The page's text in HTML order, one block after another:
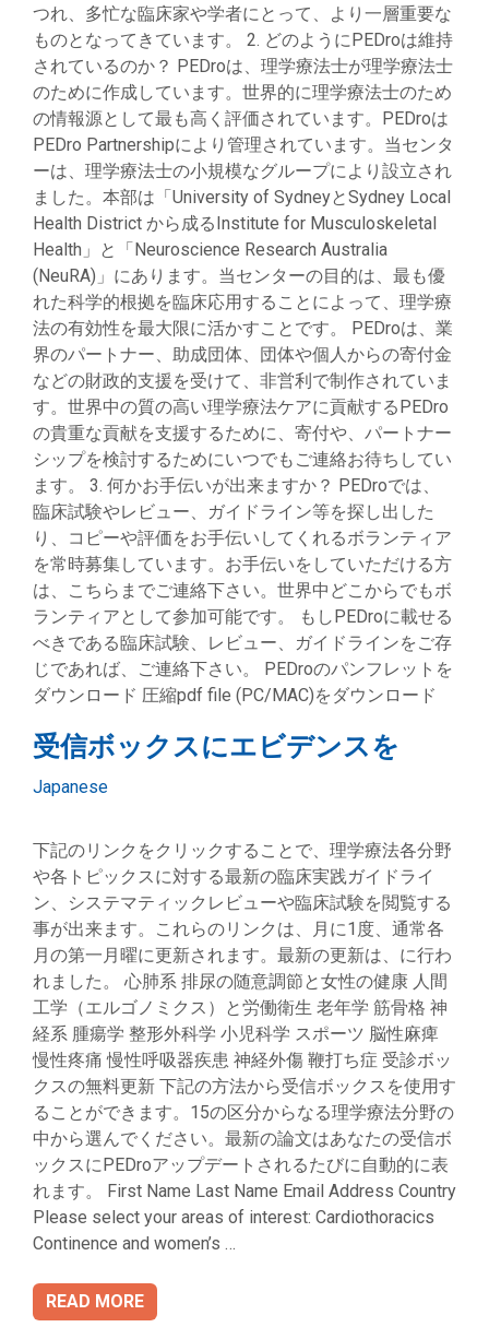
つれ、多忙な臨床家や学者にとって、より一層重要な
ものとなってきています。 2. どのようにPEDroは維持
されているのか？ PEDroは、理学療法士が理学療法士
のために作成しています。世界的に理学療法士のため
の情報源として最も高く評価されています。PEDroは
PEDro Partnershipにより管理されています。当センタ
ーは、理学療法士の小規模なグループにより設立され
ました。本部は「University of SydneyとSydney Local
Health District から成るInstitute for Musculoskeletal
Health」と「Neuroscience Research Australia
(NeuRA)」にあります。当センターの目的は、最も優
れた科学的根拠を臨床応用することによって、理学療
法の有効性を最大限に活かすことです。 PEDroは、業
界のパートナー、助成団体、団体や個人からの寄付金
などの財政的支援を受けて、非営利で制作されていま
す。世界中の質の高い理学療法ケアに貢献するPEDro
の貴重な貢献を支援するために、寄付や、パートナー
シップを検討するためにいつでもご連絡お待ちしてい
ます。 3. 何かお手伝いが出来ますか？ PEDroでは、
臨床試験やレビュー、ガイドライン等を探し出した
り、コピーや評価をお手伝いしてくれるボランティア
を常時募集しています。お手伝いをしていただける方
は、こちらまでご連絡下さい。世界中どこからでもボ
ランティアとして参加可能です。 もしPEDroに載せる
べきである臨床試験、レビュー、ガイドラインをご存
じであれば、ご連絡下さい。 PEDroのパンフレットを
ダウンロード 圧縮pdf file (PC/MAC)をダウンロード
受信ボックスにエビデンスを
Categories
Japanese
下記のリンクをクリックすることで、理学療法各分野
や各トピックスに対する最新の臨床実践ガイドライ
ン、システマティックレビューや臨床試験を閲覧する
事が出来ます。これらのリンクは、月に1度、通常各
月の第一月曜に更新されます。最新の更新は、に行わ
れました。 心肺系 排尿の随意調節と女性の健康 人間
工学（エルゴノミクス）と労働衛生 老年学 筋骨格 神
経系 腫瘍学 整形外科学 小児科学 スポーツ 脳性麻痺
慢性疼痛 慢性呼吸器疾患 神経外傷 鞭打ち症 受診ボッ
クスの無料更新 下記の方法から受信ボックスを使用す
ることができます。15の区分からなる理学療法分野の
中から選んでください。最新の論文はあなたの受信ボ
ックスにPEDroアップデートされるたびに自動的に表
れます。 First Name Last Name Email Address Country
Please select your areas of interest: Cardiothoracics
Continence and women’s …
READ MORE